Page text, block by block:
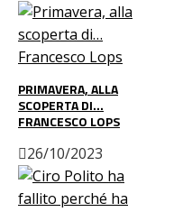
PRIMAVERA, ALLA
SCOPERTA DI…
FRANCESCO LOPS
26/10/2023